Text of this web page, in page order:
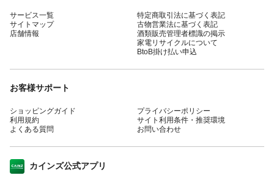
サービス一覧
サイトマップ
店舗情報
特定商取引法に基づく表記
古物営業法に基づく表記
酒類販売管理者標識の掲示
家電リサイクルについて
BtoB掛け払い申込
お客様サポート
ショッピングガイド
利用規約
よくある質問
プライバシーポリシー
サイト利用条件・推奨環境
お問い合わせ
カインズ公式アプリ